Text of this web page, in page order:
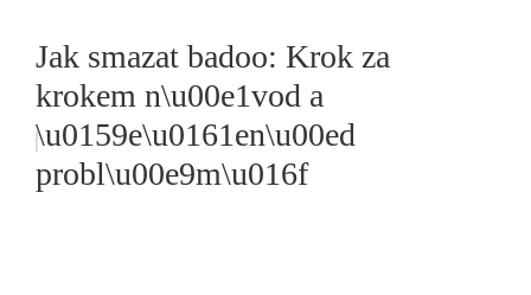
Jak smazat badoo: Krok za
krokem n\u00e1vod a
\u0159e\u0161en\u00ed
probl\u00e9m\u016f